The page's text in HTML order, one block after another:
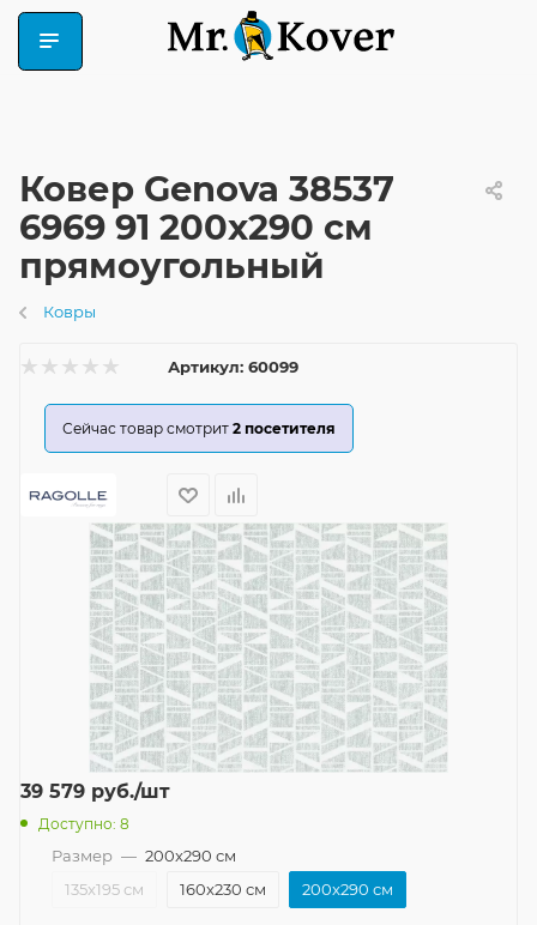
Ковер Genova 38537
6969 91 200x290 см
прямоугольный
Ковры
Артикул: 60099
Сейчас товар смотрит 2 посетителя
39 579 руб./шт
Доступно: 8
Размер — 200x290 см
135x195 см
160x230 см 200x290 см